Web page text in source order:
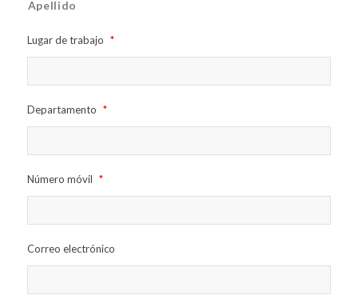
Apellido
Lugar de trabajo *
Departamento *
Número móvil *
Correo electrónico